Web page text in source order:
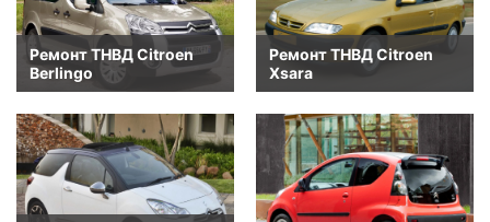
Ремонт ТНВД Citroen
Berlingo
Ремонт ТНВД Citroen
Xsara